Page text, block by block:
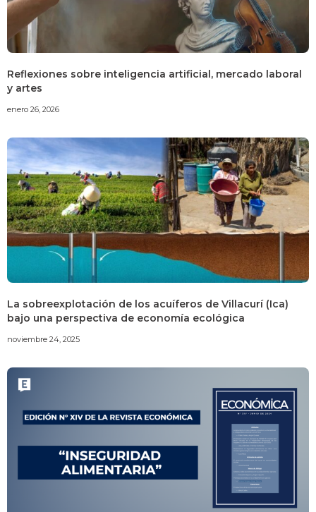
Reflexiones sobre inteligencia artificial, mercado laboral
y artes
enero 26, 2026
La sobreexplotación de los acuíferos de Villacurí (Ica)
bajo una perspectiva de economía ecológica
noviembre 24, 2025